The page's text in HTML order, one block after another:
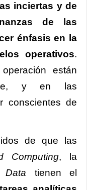
inciertas y de
de las
énfasis en la
operativos.
están
y en las
conscientes de
de que las
Computing, la
Data tienen el